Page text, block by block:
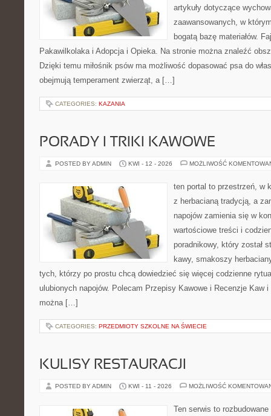
artykuły dotyczące
zaawansowanych, w
bogatą bazę materiałów.
Pakawilkolaka i Adopcja i Opieka. Na stronie można znaleźć
Dzięki temu miłośnik psów ma możliwość dopasować psa do
obejmują temperament zwierząt, a […]
CATEGORIES: KAZANIA
PORADY I TRIKI KAWOWE
POSTED BY ADMIN KWI - 12 - 2026 MOŻLIWOŚĆ
ten portal to przestrzeń, w
z herbacianą tradycją, a
napojów zamienia się w
wartościowe treści i
poradnikowy, który został
kawy, smakoszy
tych, którzy po prostu chcą dowiedzieć się więcej codzienne
ulubionych napojów. Polecam Przepisy Kawowe i Recenzje Kaw
można […]
CATEGORIES: PRZEDMIOTY SZKOLNE NA ŚWIECIE
KULISY RESTAURACJI
POSTED BY ADMIN KWI - 11 - 2026 MOŻLIWOŚĆ
Ten serwis to